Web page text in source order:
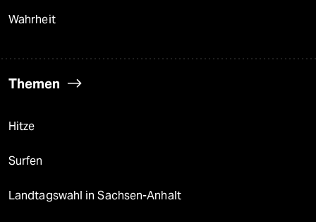
Wahrheit
Themen
Hitze
Surfen
Landtagswahl in Sachsen-Anhalt